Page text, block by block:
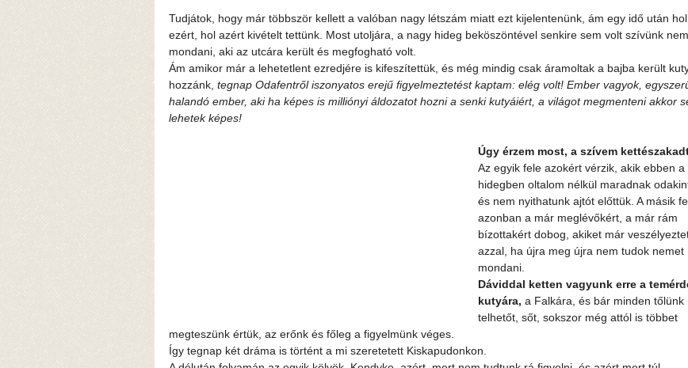
Tudjátok, hogy már többször kellett a valóban nagy létszám miatt ezt kijelentenünk, ám egy idő után hol
ezért, hol azért kivételt tettünk. Most utoljára, a nagy hideg beköszöntével senkire sem volt szívünk
mondani, aki az utcára került és megfogható volt.
Ám amikor már a lehetetlent ezredjére is kifeszítettük, és még mindig csak áramoltak a bajba került
hozzánk, tegnap Odafentről iszonyatos erejű figyelmeztetést kaptam: elég volt! Ember vagyok,
halandó ember, aki ha képes is milliónyi áldozatot hozni a senki kutyáiért, a világot megmenteni akkor
lehetek képes!
Úgy érzem most, a szívem
Az egyik fele azokért vérzik, akik ebben a
hidegben oltalom nélkül maradnak
és nem nyithatunk ajtót előttük. A másik
azonban a már meglévőkért, a már rám
bízottakért dobog, akiket már
azzal, ha újra meg újra nem tudok nemet
mondani.
Dáviddal ketten vagyunk erre a
kutyára, a Falkára, és bár minden tőlünk
telhetőt, sőt, sokszor még attól is többet
megteszünk értük, az erőnk és főleg a figyelmünk véges.
Így tegnap két dráma is történt a mi szeretetett Kiskapudonkon.